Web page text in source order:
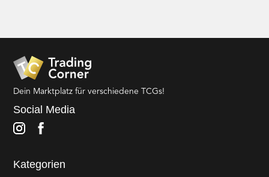
Dein Marktplatz für verschiedene TCGs!
Social Media
Kategorien